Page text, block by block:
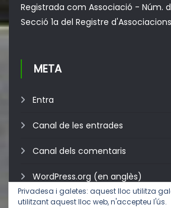
Registrada com Associació - Núm.
Secció 1a del Registre d'Associacions
META
Entra
Canal de les entrades
Canal dels comentaris
WordPress.org (en anglès)
Privadesa i galetes: aquest lloc utilitza
utilitzant aquest lloc web, n'accepteu l'ús.